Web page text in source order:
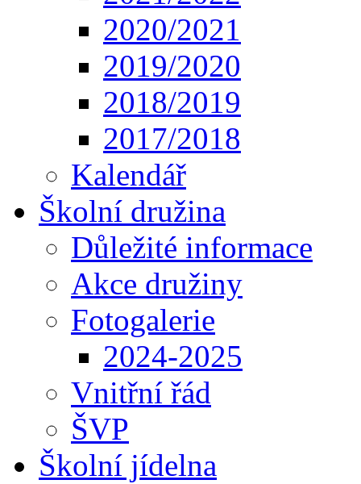
2020/2021
2019/2020
2018/2019
2017/2018
Kalendář
Školní družina
Důležité informace
Akce družiny
Fotogalerie
2024-2025
Vnitřní řád
ŠVP
Školní jídelna